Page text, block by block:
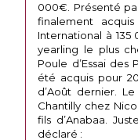
000€. Présenté
finalement
International à
yearling le plus
Poule d’Essai des
été acquis pour
d’Août dernier.
Chantilly chez
fils d’Anabaa.
déclaré :